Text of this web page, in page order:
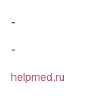
-
-
helpmed.ru